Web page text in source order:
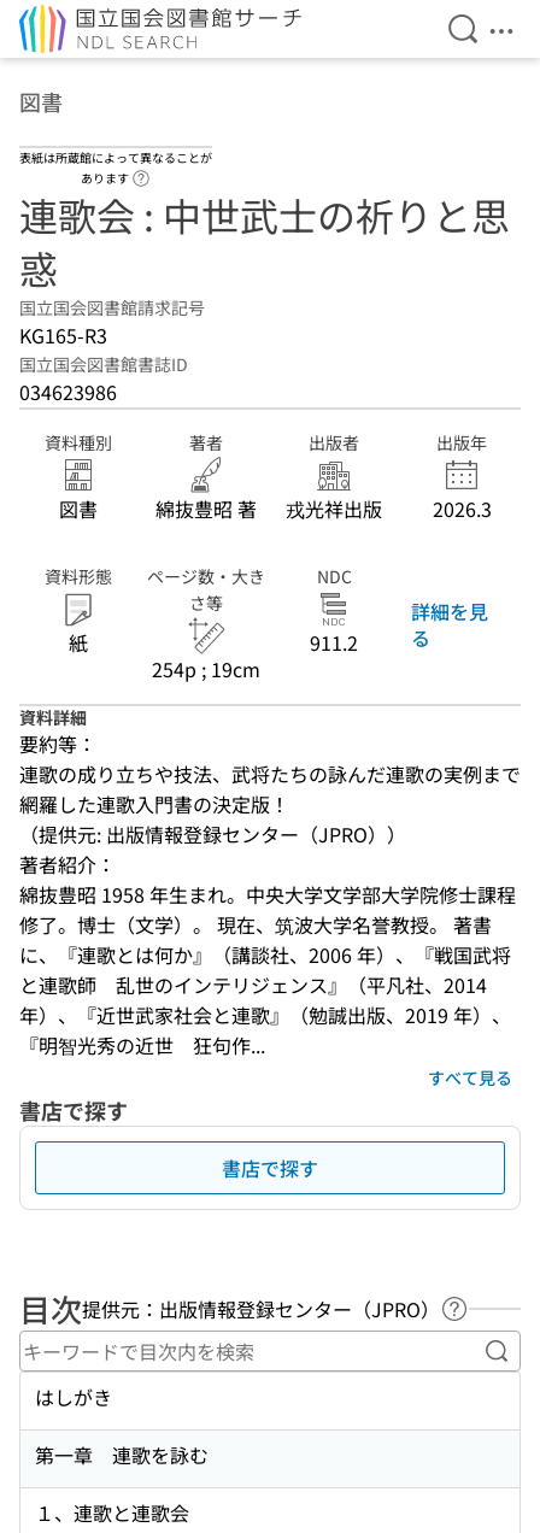
検索を
メ
図書
表紙は所蔵館によって異なることが
あります
連歌会 : 中世武士の祈りと思
惑
国立国会図書館請求記号
KG165-R3
国立国会図書館書誌ID
034623986
資料種別
図書
著者
綿抜豊昭 著
出版者
戎光祥出版
出版年
2026.3
資料形態
紙
ページ数・大き
さ等
254p ; 19cm
NDC
911.2
詳細を見
る
資料詳細
要約等：
連歌の成り立ちや技法、武将たちの詠んだ連歌の実例まで
網羅した連歌入門書の決定版！
（提供元: 出版情報登録センター（JPRO））
著者紹介：
綿抜豊昭 1958 年生まれ。中央大学文学部大学院修士課程
修了。博士（文学）。 現在、筑波大学名誉教授。 著書
に、『連歌とは何か』（講談社、2006 年）、『戦国武将
と連歌師　乱世のインテリジェンス』（平凡社、2014
年）、『近世武家社会と連歌』（勉誠出版、2019 年）、
『明智光秀の近世　狂句作...
すべて見る
書店で探す
書店で探す
目次提供元：出版情報登録センター（JPRO）
ヘルプペ
キ
はしがき
第一章 連歌を詠む
１、連歌と連歌会